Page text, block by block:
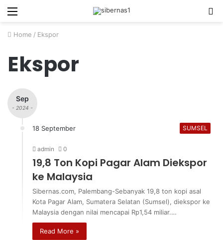
Menu
Home / Ekspor
Ekspor
Sep
- 2024 -
18 September SUMSEL
admin 0
19,8 Ton Kopi Pagar Alam Diekspor
ke Malaysia
Sibernas.com, Palembang-Sebanyak 19,8 ton kopi asal
Kota Pagar Alam, Sumatera Selatan (Sumsel), diekspor ke
Malaysia dengan nilai mencapai Rp1,54 miliar.…
Read More »